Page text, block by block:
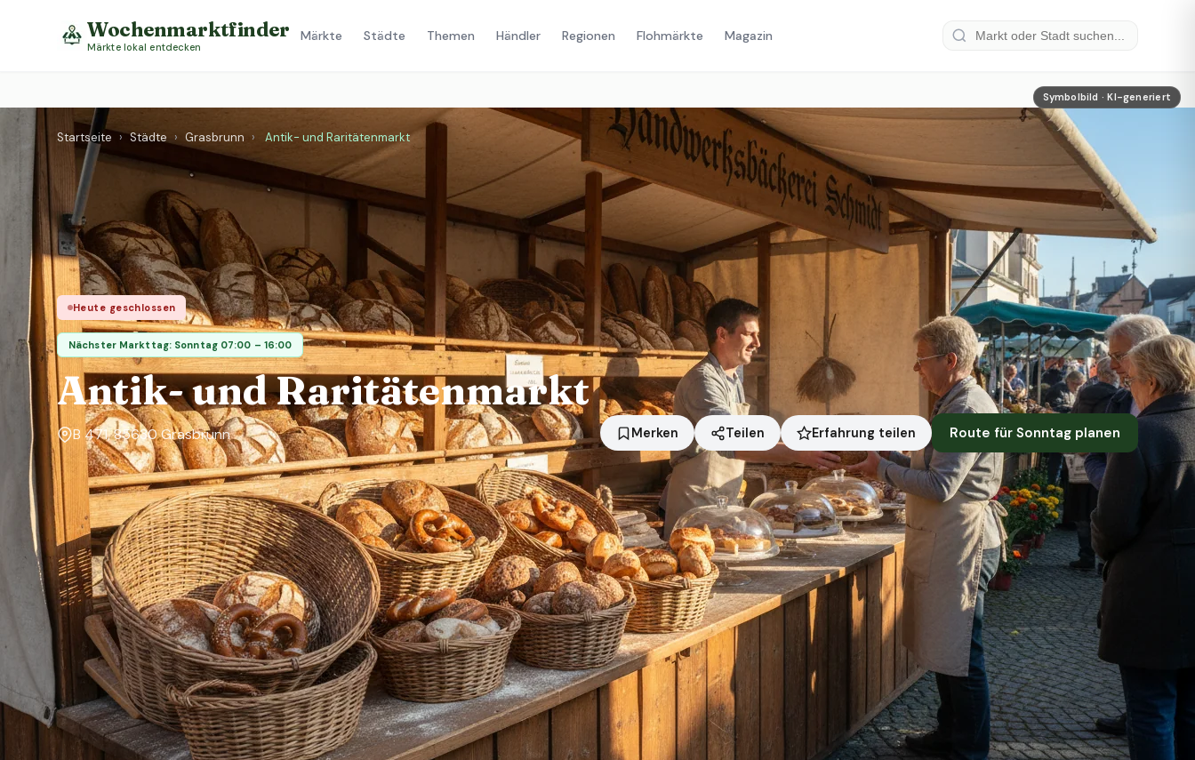
Wochenmarktfinder
Märkte lokal entdecken
Märkte Städte Themen Händler Regionen Flohmärkte Magazin
Symbolbild · KI-generiert
Startseite › Städte › Grasbrunn › Antik- und Raritätenmarkt
Heute geschlossen
Nächster Markttag: Sonntag 07:00 – 16:00
Antik- und Raritätenmarkt
B 471, 85630 Grasbrunn Merken Teilen Erfahrung teilen Route für Sonntag planen
Symbolbild · KI-generiert
Markttage
Sonntag
Standort
Grasbrunn
Status heute
Heute geschlossen